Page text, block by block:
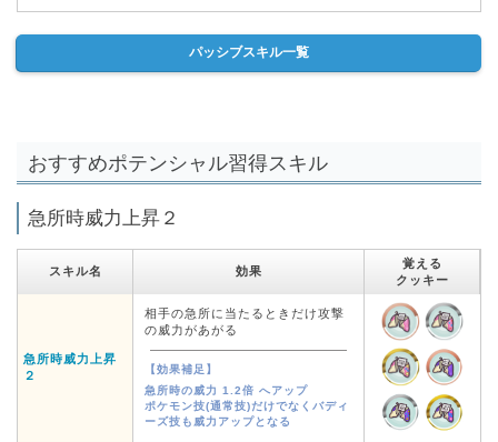
パッシブスキル一覧
おすすめポテンシャル習得スキル
急所時威力上昇２
スキル名 効果
覚える
クッキー
急所時威力上昇
２
相手の急所に当たるときだけ攻撃
の威力があがる
【効果補足】
急所時の威力 1.2倍 へアップ
ポケモン技(通常技)だけでなくバディ
ーズ技も威力アップとなる